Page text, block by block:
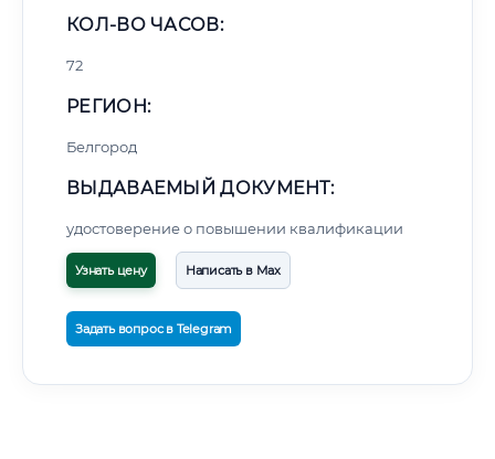
КОЛ-ВО ЧАСОВ:
72
РЕГИОН:
Белгород
ВЫДАВАЕМЫЙ ДОКУМЕНТ:
удостоверение о повышении квалификации
Узнать цену Написать в Max
Задать вопрос в Telegram